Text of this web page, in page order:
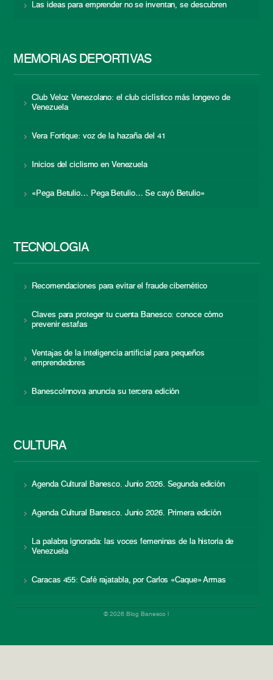
Las ideas para emprender no se inventan, se descubren
MEMORIAS DEPORTIVAS
Club Veloz Venezolano: el club ciclístico más longevo de
Venezuela
Vera Fortique: voz de la hazaña del 41
Inicios del ciclismo en Venezuela
«Pega Betulio… Pega Betulio… Se cayó Betulio»
TECNOLOGÍA
Recomendaciones para evitar el fraude cibernético
Claves para proteger tu cuenta Banesco: conoce cómo
prevenir estafas
Ventajas de la inteligencia artificial para pequeños
emprendedores
BanescoInnova anuncia su tercera edición
CULTURA
Agenda Cultural Banesco. Junio 2026. Segunda edición
Agenda Cultural Banesco. Junio 2026. Primera edición
La palabra ignorada: las voces femeninas de la historia de
Venezuela
Caracas 455: Café rajatabla, por Carlos «Caque» Armas
© 2026 Blog Banesco |